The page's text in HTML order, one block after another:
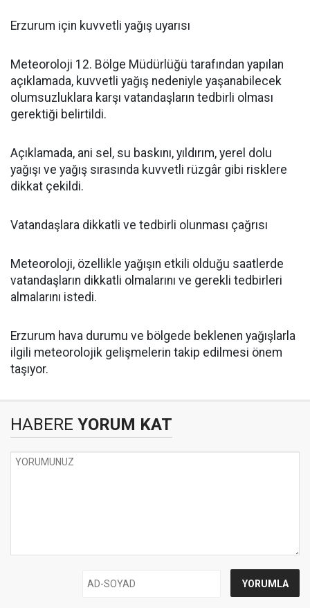
Erzurum için kuvvetli yağış uyarısı
Meteoroloji 12. Bölge Müdürlüğü tarafından yapılan
açıklamada, kuvvetli yağış nedeniyle yaşanabilecek
olumsuzluklara karşı vatandaşların tedbirli olması
gerektiği belirtildi.
Açıklamada, ani sel, su baskını, yıldırım, yerel dolu
yağışı ve yağış sırasında kuvvetli rüzgâr gibi risklere
dikkat çekildi.
Vatandaşlara dikkatli ve tedbirli olunması çağrısı
Meteoroloji, özellikle yağışın etkili olduğu saatlerde
vatandaşların dikkatli olmalarını ve gerekli tedbirleri
almalarını istedi.
Erzurum hava durumu ve bölgede beklenen yağışlarla
ilgili meteorolojik gelişmelerin takip edilmesi önem
taşıyor.
HABERE YORUM KAT